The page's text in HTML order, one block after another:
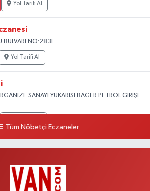
Yol Tarifi Al
BULVARI NO:283F
Yol Tarifi Al
SANAYİ YUKARISI BAGER PETROL GİRİŞİ
KARŞISI
Yol Tarifi Al
Tüm Nöbetçi Eczaneler